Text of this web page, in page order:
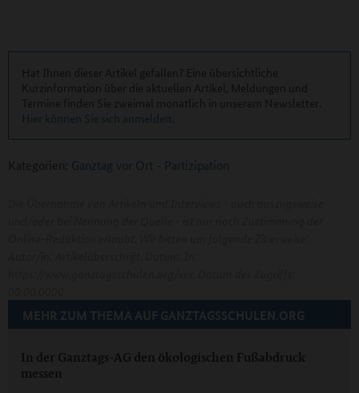
Hier können Sie sich anmelden
Kategorien: Ganztag vor Ort - Partizipation
MEHR ZUM THEMA AUF GANZTAGSSCHULEN.ORG
In der Ganztags-AG den ökologischen Fußabdruck
messen